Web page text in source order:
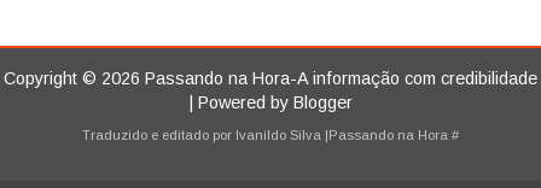
Copyright © 2026 Passando na Hora-A informação com credibilidade
| Powered by Blogger
Traduzido e editado por Ivanildo Silva |Passando na Hora #